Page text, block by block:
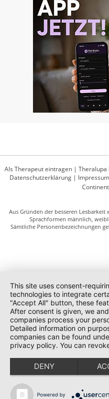
Als Therapeut eintragen | Theralupa
Datenschutzerklärung| Impressum
Aus Gründen der besseren
Sprachformen männlich,
Sämtliche Personenbezeichnungen
This site uses consent-
technologies to integrate
"Accept All" button, these
After consent is given, we
companies process your
Detailed information on
companies can be found
privacy policy. You can
DENY
Powered by